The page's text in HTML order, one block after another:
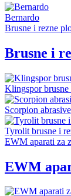
Bernardo
Brusne i rezne
Brusne i
Klingspor brusne
Scorpion abrasive
Tyrolit brusne i
EWM aparati za
EWM